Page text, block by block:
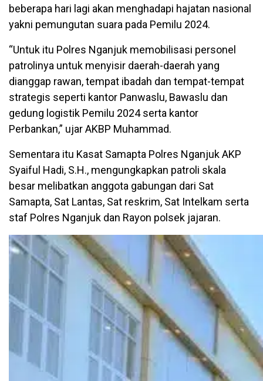
beberapa hari lagi akan menghadapi hajatan nasional
yakni pemungutan suara pada Pemilu 2024.
“Untuk itu Polres Nganjuk memobilisasi personel
patrolinya untuk menyisir daerah-daerah yang
dianggap rawan, tempat ibadah dan tempat-tempat
strategis seperti kantor Panwaslu, Bawaslu dan
gedung logistik Pemilu 2024 serta kantor
Perbankan,” ujar AKBP Muhammad.
Sementara itu Kasat Samapta Polres Nganjuk AKP
Syaiful Hadi, S.H., mengungkapkan patroli skala
besar melibatkan anggota gabungan dari Sat
Samapta, Sat Lantas, Sat reskrim, Sat Intelkam serta
staf Polres Nganjuk dan Rayon polsek jajaran.